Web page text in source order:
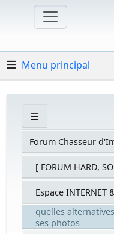
Menu principal
Forum Chasseur
[ FORUM HARD,
Espace
quelles
ses photos